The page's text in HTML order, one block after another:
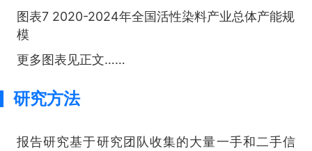
图表7 2020-2024年全国活性染料产业总体产能规
模
更多图表见正文……
研究方法
报告研究基于研究团队收集的大量一手和二手信